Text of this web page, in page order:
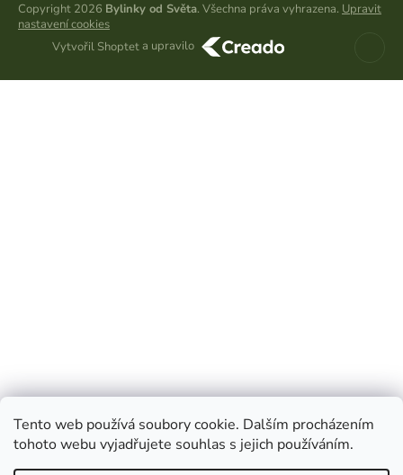
Tento web používá soubory cookie. Dalším procházením
tohoto webu vyjadřujete souhlas s jejich používáním.
Vytvořil Shopteta upravilo
Copyright 2026 Bylinky od Světa. Všechna práva vyhrazena. Upravit
nastavení cookies